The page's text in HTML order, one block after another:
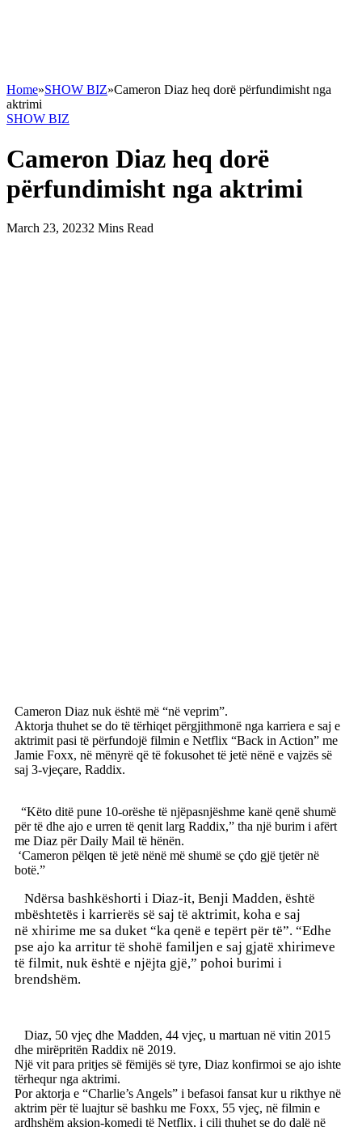
Home»SHOW BIZ»Cameron Diaz heq dorë përfundimisht nga
aktrimi
SHOW BIZ
Cameron Diaz heq dorë
përfundimisht nga aktrimi
March 23, 20232 Mins Read
Cameron Diaz nuk është më “në veprim”.
Aktorja thuhet se do të tërhiqet përgjithmonë nga karriera e saj e
aktrimit pasi të përfundojë filmin e Netflix “Back in Action” me
Jamie Foxx, në mënyrë që të fokusohet të jetë nënë e vajzës së
saj 3-vjeçare, Raddix.
“Këto ditë pune 10-orëshe të njëpasnjëshme kanë qenë shumë
për të dhe ajo e urren të qenit larg Raddix,” tha një burim i afërt
me Diaz për Daily Mail të hënën.
‘Cameron pëlqen të jetë nënë më shumë se çdo gjë tjetër në
botë.”
Ndërsa bashkëshorti i Diaz-it, Benji Madden, është
mbështetës i karrierës së saj të aktrimit, koha e saj
në xhirime me sa duket “ka qenë e tepërt për të”. “Edhe
pse ajo ka arritur të shohë familjen e saj gjatë xhirimeve
të filmit, nuk është e njëjta gjë,” pohoi burimi i
brendshëm.
Diaz, 50 vjeç dhe Madden, 44 vjeç, u martuan në vitin 2015
dhe mirëpritën Raddix në 2019.
Një vit para pritjes së fëmijës së tyre, Diaz konfirmoi se ajo ishte
tërhequr nga aktrimi.
Por aktorja e “Charlie’s Angels” i befasoi fansat kur u rikthye në
aktrim për të luajtur së bashku me Foxx, 55 vjeç, në filmin e
ardhshëm aksion-komedi të Netflix, i cili thuhet se do dalë në